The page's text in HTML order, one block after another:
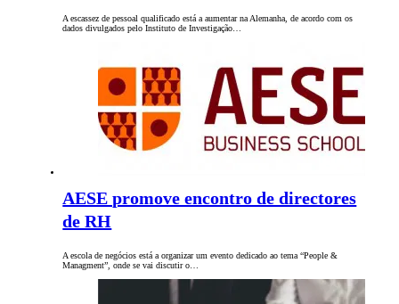
A escassez de pessoal qualificado está a aumentar na Alemanha, de acordo com os
dados divulgados pelo Instituto de Investigação…
AESE promove encontro de directores
de RH
A escola de negócios está a organizar um evento dedicado ao tema “People &
Managment”, onde se vai discutir o…